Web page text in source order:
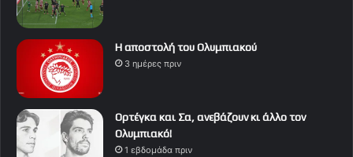
Η αποστολή του Ολυμπιακού
3 ημέρες πριν
Ορτέγκα και Σα, ανεβάζουν κι άλλο τον
Ολυμπιακό!
1 εβδομάδα πριν